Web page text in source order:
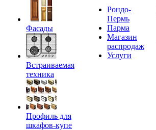
Фасады
Встраиваемая
техника
Профиль для
шкафов-купе
Рондо-
Пермь
Парма
Магазин
распродаж
Услуги